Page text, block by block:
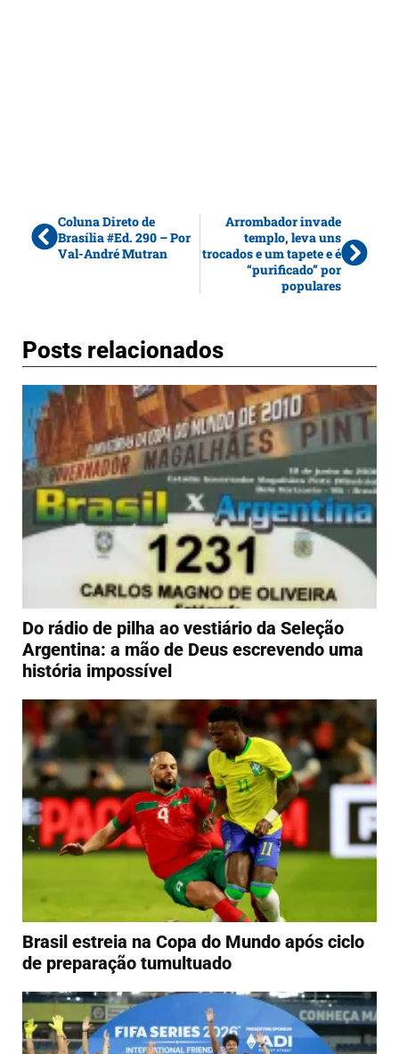
Coluna Direto de
Brasília #Ed. 290 – Por
Val-André Mutran
Arrombador invade
templo, leva uns
trocados e um tapete e é
“purificado” por
populares
Posts relacionados
Do rádio de pilha ao vestiário da Seleção
Argentina: a mão de Deus escrevendo uma
história impossível
Brasil estreia na Copa do Mundo após ciclo
de preparação tumultuado